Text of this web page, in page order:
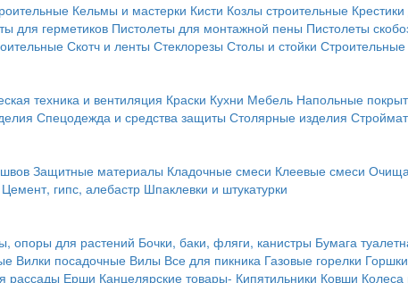
Кельмы и мастерки Кисти Козлы строительные
для герметиков Пистолеты для монтажной пены Пистолеты
Скотч и ленты Стеклорезы Столы и стойки
техника и вентиляция Краски Кухни Мебель Напольные
Спецодежда и средства защиты Столярные изделия
Защитные материалы Кладочные смеси Клеевые смеси
Цемент, гипс, алебастр Шпаклевки и штукатурки
опоры для растений Бочки, баки, фляги, канистры Бумага
Вилки посадочные Вилы Все для пикника Газовые горелки
рассады Ерши Канцелярские товары- Кипятильники Ковши Колеса